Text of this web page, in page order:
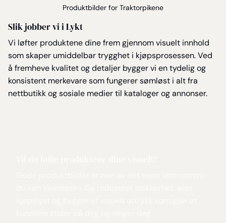
Produktbilder for Traktorpikene
Slik jobber vi i Lykt
Vi løfter produktene dine frem gjennom visuelt innhold
som skaper umiddelbar trygghet i kjøpsprosessen. Ved
å fremheve kvalitet og detaljer bygger vi en tydelig og
konsistent merkevare som fungerer sømløst i alt fra
nettbutikk og sosiale medier til kataloger og annonser.